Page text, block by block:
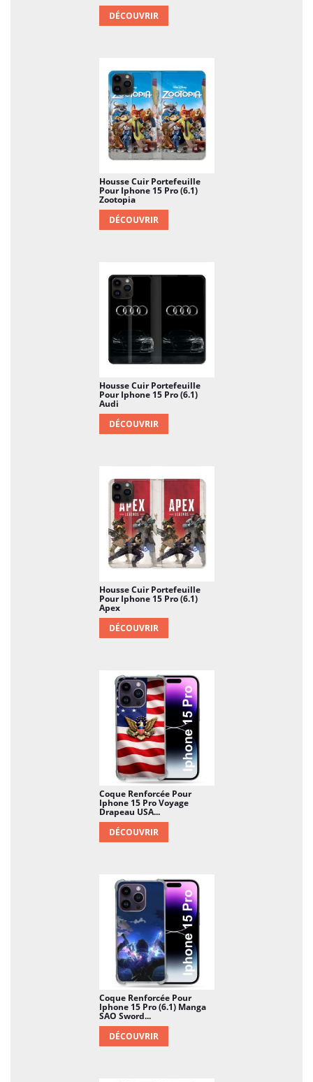
DÉCOUVRIR
Housse Cuir Portefeuille
Pour Iphone 15 Pro (6.1)
Zootopia
DÉCOUVRIR
Housse Cuir Portefeuille
Pour Iphone 15 Pro (6.1)
Audi
DÉCOUVRIR
Housse Cuir Portefeuille
Pour Iphone 15 Pro (6.1)
Apex
DÉCOUVRIR
Coque Renforcée Pour
Iphone 15 Pro Voyage
Drapeau USA...
DÉCOUVRIR
Coque Renforcée Pour
Iphone 15 Pro (6.1) Manga
SAO Sword...
DÉCOUVRIR